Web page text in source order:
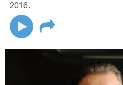
2016.